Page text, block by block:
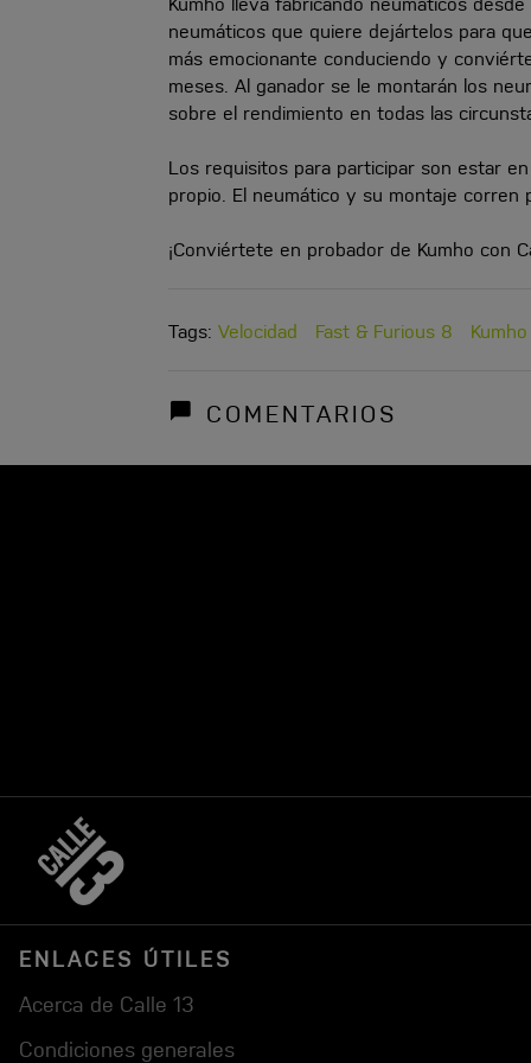
neumáticos que quiere dejártelos para
más emocionante conduciendo y
meses. Al ganador se le montarán los
sobre el rendimiento en todas las
Los requisitos para participar son estar
propio. El neumático y su montaje corren
¡Conviértete en probador de Kumho con
Tags: Velocidad Fast & Furious 8
COMENTARIOS
ENLACES ÚTILES
Acerca de Calle 13
Condiciones generales